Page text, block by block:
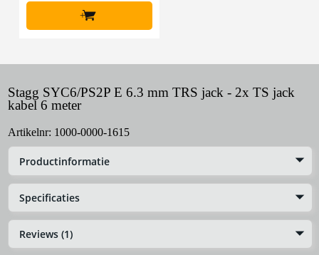
+
Stagg SYC6/PS2P E 6.3 mm TRS jack - 2x TS jack
kabel 6 meter
Artikelnr: 1000-0000-1615
Productinformatie
Specificaties
Reviews (1)